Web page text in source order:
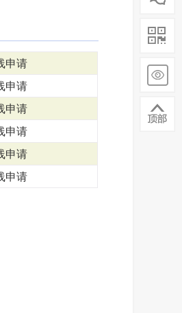
申请
申请
申请
申请
申请
申请